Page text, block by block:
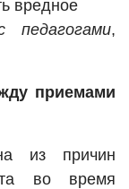
вредное
педагогами,
приемами
из причин
во время